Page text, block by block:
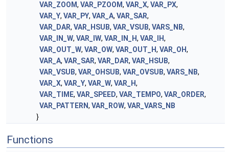
VAR_ZOOM, VAR_PZOOM, VAR_X, VAR_PX,
VAR_Y, VAR_PY, VAR_A, VAR_SAR,
VAR_DAR, VAR_HSUB, VAR_VSUB, VARS_NB,
VAR_IN_W, VAR_IW, VAR_IN_H, VAR_IH,
VAR_OUT_W, VAR_OW, VAR_OUT_H, VAR_OH,
VAR_A, VAR_SAR, VAR_DAR, VAR_HSUB,
VAR_VSUB, VAR_OHSUB, VAR_OVSUB, VARS_NB,
VAR_X, VAR_Y, VAR_W, VAR_H,
VAR_TIME, VAR_SPEED, VAR_TEMPO, VAR_ORDER,
VAR_PATTERN, VAR_ROW, VAR_VARS_NB
}
Functions